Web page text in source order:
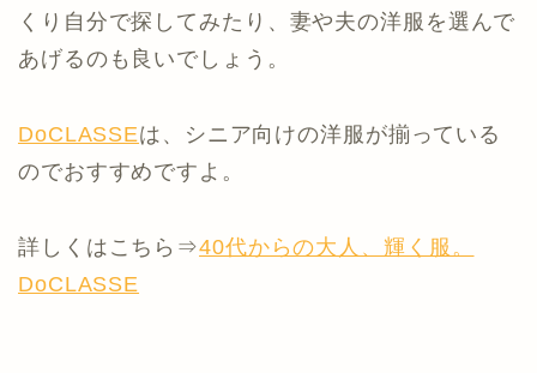
くり自分で探してみたり、妻や夫の洋服を選んで
あげるのも良いでしょう。
DoCLASSEは、シニア向けの洋服が揃っている
のでおすすめですよ。
詳しくはこちら⇒40代からの大人、輝く服。
DoCLASSE